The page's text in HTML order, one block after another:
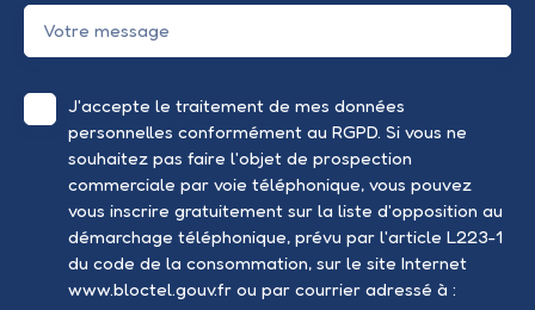
Votre message
J'accepte le traitement de mes données
personnelles conformément au RGPD. Si vous ne
souhaitez pas faire l'objet de prospection
commerciale par voie téléphonique, vous pouvez
vous inscrire gratuitement sur la liste d'opposition au
démarchage téléphonique, prévu par l'article L223-1
du code de la consommation, sur le site Internet
www.bloctel.gouv.fr ou par courrier adressé à :